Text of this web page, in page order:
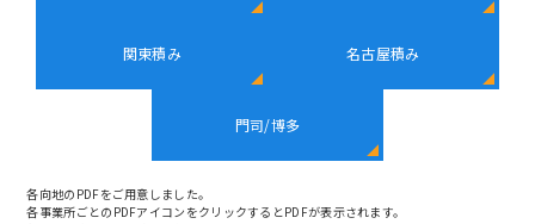
関東積み 名古屋積み
門司/博多
各向地のPDFをご用意しました。
各事業所ごとのPDFアイコンをクリックするとPDFが表示されます。